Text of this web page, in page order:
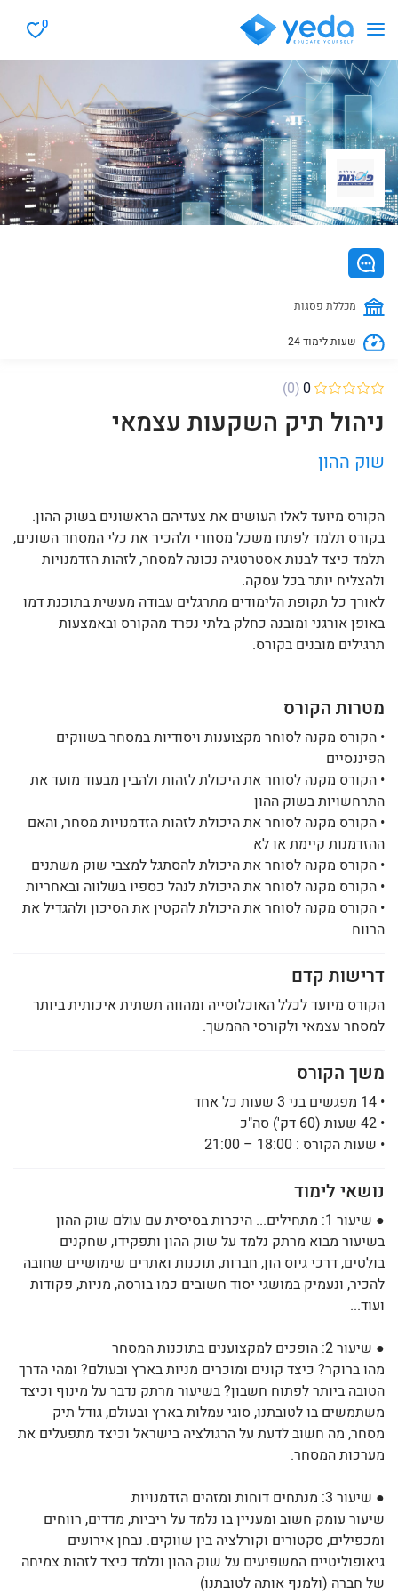
0
מכללת פסגות
24 שעות לימוד
(0) 0
ניהול תיק השקעות עצמאי
שוק ההון
הקורס מיועד לאלו העושים את צעדיהם הראשונים בשוק ההון.
בקורס תלמד לפתח משכל מסחרי ולהכיר את כלי המסחר השונים,
תלמד כיצד לבנות אסטרטגיה נכונה למסחר, לזהות הזדמנויות
ולהצליח יותר בכל עסקה.
לאורך כל תקופת הלימודים מתרגלים עבודה מעשית בתוכנת דמו
באופן אורגני ומובנה כחלק בלתי נפרד מהקורס ובאמצעות
תרגילים מובנים בקורס.
מטרות הקורס
• הקורס מקנה לסוחר מקצוענות ויסודיות במסחר בשווקים
הפיננסיים
• הקורס מקנה לסוחר את היכולת לזהות ולהבין מבעוד מועד את
התרחשויות בשוק ההון
• הקורס מקנה לסוחר את היכולת לזהות הזדמנויות מסחר, והאם
ההזדמנות קיימת או לא
• הקורס מקנה לסוחר את היכולת להסתגל למצבי שוק משתנים
• הקורס מקנה לסוחר את היכולת לנהל כספיו בשלווה ובאחריות
• הקורס מקנה לסוחר את היכולת להקטין את הסיכון ולהגדיל את
הרווח
דרישות קדם
הקורס מיועד לכלל האוכלוסייה ומהווה תשתית איכותית ביותר
למסחר עצמאי ולקורסי ההמשך.
משך הקורס
• 14 מפגשים בני 3 שעות כל אחד
• 42 שעות (60 דק') סה"כ
• שעות הקורס : 18:00 – 21:00
נושאי לימוד
● שיעור 1: מתחילים... היכרות בסיסית עם עולם שוק ההון
בשיעור מבוא מרתק נלמד על שוק ההון ותפקידו, שחקנים
בולטים, דרכי גיוס הון, חברות, תוכנות ואתרים שימושיים שחובה
להכיר, ונעמיק במושגי יסוד חשובים כמו בורסה, מניות, פקודות
ועוד...
● שיעור 2: הופכים למקצוענים בתוכנות המסחר
מהו ברוקר? כיצד קונים ומוכרים מניות בארץ ובעולם? ומהי הדרך
הטובה ביותר לפתוח חשבון? בשיעור מרתק נדבר על מינוף וכיצד
משתמשים בו לטובתנו, סוגי עמלות בארץ ובעולם, גודל תיק
מסחר, מה חשוב לדעת על הרגולציה בישראל וכיצד מתפעלים את
מערכות המסחר.
● שיעור 3: מנתחים דוחות ומזהים הזדמנויות
שיעור עומק חשוב ומעניין בו נלמד על ריביות, מדדים, רווחים
ומכפילים, סקטורים וקורלציה בין שווקים. נבחן אירועים
גיאופוליטיים המשפיעים על שוק ההון ונלמד כיצד לזהות צמיחה
של חברה (ולמנף אותה לטובתנו)